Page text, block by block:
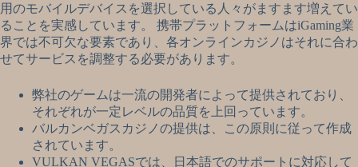
用のモバイルデバイスを選択している人々がますます増えてい
ることを実感しています。 携帯プラットフォームはiGaming業
界では不可欠な要素であり、各オンラインカジノはそれに合わ
せてサービスを調整する必要があります。
弊社のゲームは一流の開発者によって提供されており、
それぞれが一定レベルの品質を上回っています。
バルカンベガスカジノの提供は、この原則に従って作成
されています。
VULKAN VEGASでは、日本語でのサポートに対応して